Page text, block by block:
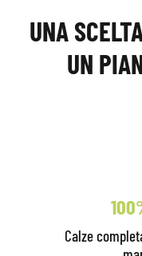
UNA
UN
Calze